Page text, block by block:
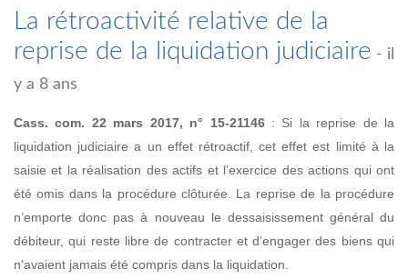
La rétroactivité relative de la
reprise de la liquidation judiciaire - il
y a 8 ans
Cass. com. 22 mars 2017, n° 15-21146: Si la reprise de la
liquidation judiciaire a un effet rétroactif, cet effet est limité à la
saisie et la réalisation des actifs et l’exercice des actions qui ont
été omis dans la procédure clôturée. La reprise de la procédure
n’emporte donc pas à nouveau le dessaisissement général du
débiteur, qui reste libre de contracter et d’engager des biens qui
n’avaient jamais été compris dans la liquidation.